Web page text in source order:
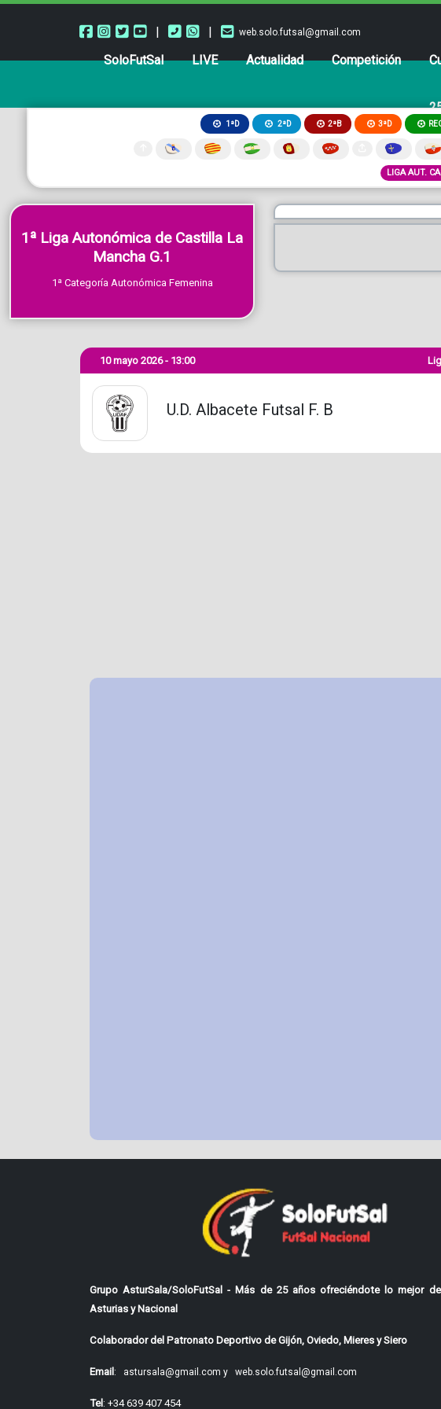
| | web.solo.futsal@gmail.com
SoloFutSal LIVE Actualidad Competición
1ªD 2ªD 2ªB 3ªD
LIGA AUT.
1ª Liga Autonómica de Castilla La
Mancha G.1
1ª Categoría Autonómica Femenina
10 mayo 2026 - 13:00
U.D. Albacete Futsal F. B
Grupo AsturSala/SoloFutSal - Más de 25 años ofreciéndote lo mejor
Asturias y Nacional
Colaborador del Patronato Deportivo de Gijón, Oviedo, Mieres y Siero
Email: astursala@gmail.com y web.solo.futsal@gmail.com
Tel: +34 639 407 454